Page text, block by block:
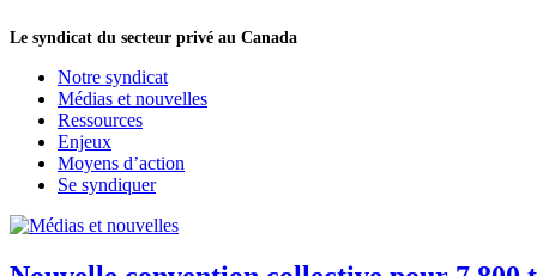
Le syndicat du secteur privé au Canada
Notre syndicat
Médias et nouvelles
Ressources
Enjeux
Moyens d’action
Se syndiquer